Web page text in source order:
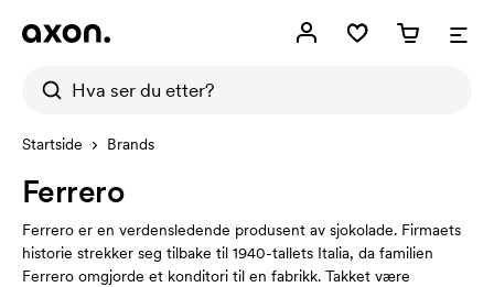
Startside Brands
Ferrero
Ferrero er en verdensledende produsent av sjokolade. Firmaets
historie strekker seg tilbake til 1940-tallets Italia, da familien
Ferrero omgjorde et konditori til en fabrikk. Takket være